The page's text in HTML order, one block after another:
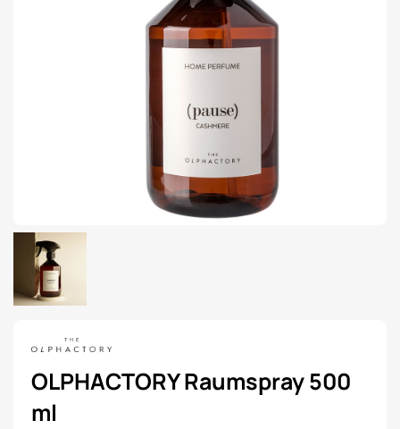
OLPHACTORY Raumspray 500
ml